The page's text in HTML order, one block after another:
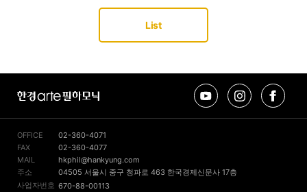
List
한
arte
필
하
모
닉
유
튜
인
스
페
이
OFFICE
02-360-4071
FAX
02-360-4077
MAIL
hkphil@hankyung.com
주소
04505 서울시 중구 청파로 463 한국경제신문사 17층
사업자번호 670-88-00113